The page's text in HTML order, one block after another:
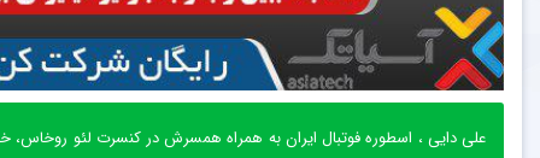
علی دایی ، اسطوره فوتبال ایران به همراه همسرش در کنسرت لئو روخاس،